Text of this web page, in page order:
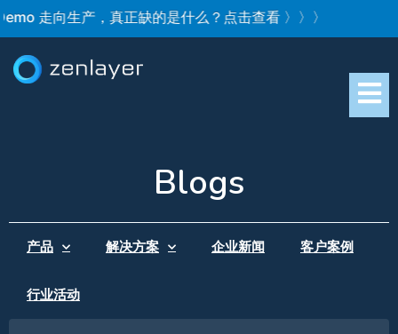
向生产，真正缺的是什么？点击查看 〉〉〉
Blogs
产品 解决方案 企业新闻 客户案例
行业活动